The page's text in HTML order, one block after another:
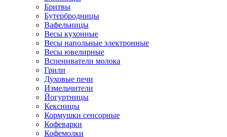
Бритвы
Бутербродницы
Вафельницы
Весы кухонные
Весы напольные электронные
Весы ювелирные
Вспениватели молока
Грили
Духовые печи
Измельчители
Йогуртницы
Кексницы
Кормушки сенсорные
Кофеварки
Кофемолки